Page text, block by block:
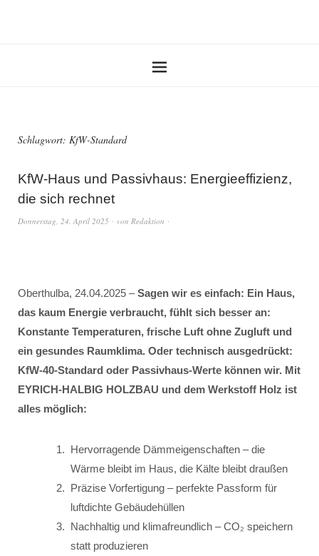
Schlagwort: KfW-Standard
KfW-Haus und Passivhaus: Energieeffizienz,
die sich rechnet
Donnerstag, 24. April 2025 von Redaktion
Oberthulba, 24.04.2025 –Sagen wir es einfach: Ein Haus,
das kaum Energie verbraucht, fühlt sich besser an:
Konstante Temperaturen, frische Luft ohne Zugluft und
ein gesundes Raumklima. Oder technisch ausgedrückt:
KfW-40-Standard oder Passivhaus-Werte können wir. Mit
EYRICH-HALBIG HOLZBAU und dem Werkstoff Holz ist
alles möglich:
Hervorragende Dämmeigenschaften – die
Wärme bleibt im Haus, die Kälte bleibt draußen
Präzise Vorfertigung – perfekte Passform für
luftdichte Gebäudehüllen
Nachhaltig und klimafreundlich – CO₂ speichern
statt produzieren